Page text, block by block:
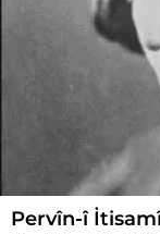
Pervîn-î